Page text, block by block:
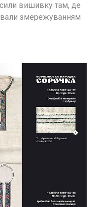
вишивку там, де
змережуванням